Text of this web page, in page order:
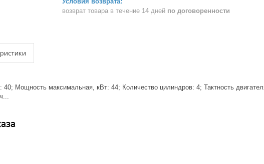
возврат товара в течение 14 дней по договоренности
Мощность максимальная, кВт: 44; Количество цилиндров: 4; Тактность